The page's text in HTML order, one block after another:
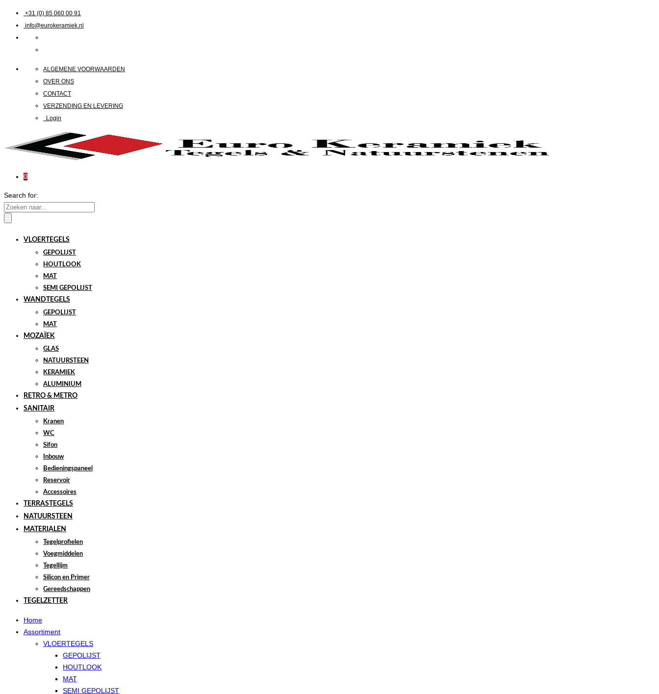
+31 (0) 85 060 00 91
info@eurokeramiek.nl
ALGEMENE VOORWAARDEN
OVER ONS
CONTACT
VERZENDING EN LEVERING
Login
0
Search for:
VLOERTEGELS
GEPOLIJST
HOUTLOOK
MAT
SEMI GEPOLIJST
WANDTEGELS
GEPOLIJST
MAT
MOZAÏEK
GLAS
NATUURSTEEN
KERAMIEK
ALUMINIUM
RETRO & METRO
SANITAIR
Kranen
WC
Sifon
Inbouw
Bedieningspaneel
Reservoir
Accessoires
TERRASTEGELS
NATUURSTEEN
MATERIALEN
Tegelprofielen
Voegmiddelen
Tegellijm
Silicon en Primer
Gereedschappen
TEGELZETTER
Home
Assortiment
VLOERTEGELS
GEPOLIJST
HOUTLOOK
MAT
SEMI GEPOLIJST